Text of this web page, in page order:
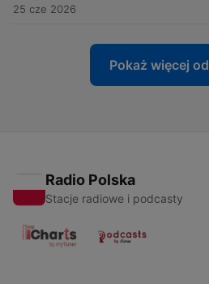
25 cze 2026
Pokaż więcej
Radio Polska
Stacje radiowe i podcasty